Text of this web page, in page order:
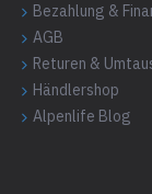
Bezahlung &
AGB
Returen &
Händlershop
Alpenlife Blog